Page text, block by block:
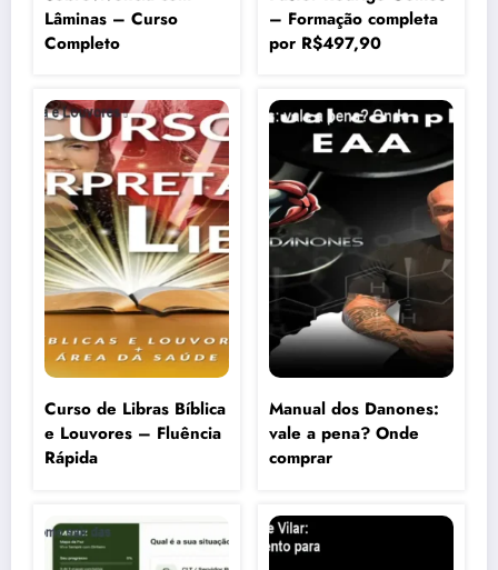
Lâminas – Curso
Completo
– Formação completa
por R$497,90
Curso de Libras Bíblica
e Louvores – Fluência
Rápida
Manual dos Danones:
vale a pena? Onde
comprar